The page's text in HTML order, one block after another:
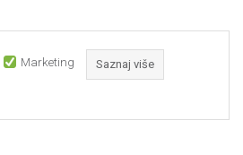
Marketing Saznaj više